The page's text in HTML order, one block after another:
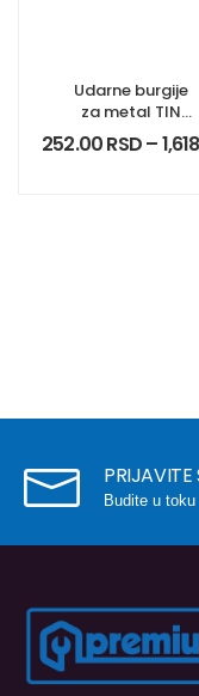
Udarne burgije
za metal TIN
HEX
252.00RSD–
PRIJAVITE
Budite u